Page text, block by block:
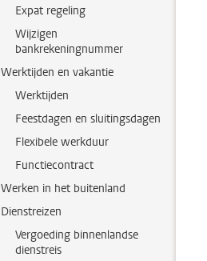
Expat regeling
Wijzigen
bankrekeningnummer
Werktijden en vakantie
Werktijden
Feestdagen en sluitingsdagen
Flexibele werkduur
Functiecontract
Werken in het buitenland
Dienstreizen
Vergoeding binnenlandse
dienstreis